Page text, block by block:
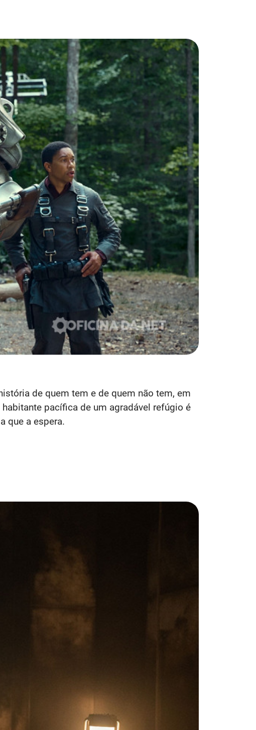
de quem tem e de quem não tem, em
pacífica de um agradável refúgio é
que a espera.